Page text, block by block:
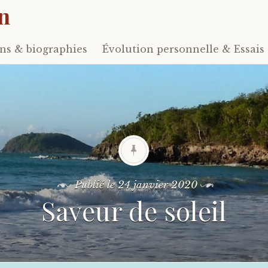
& biographies Évolution personnelle & Essais
Publié le24 janvier 2020
Saveur de soleil